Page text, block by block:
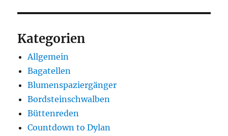
Kategorien
Allgemein
Bagatellen
Blumenspaziergänger
Bordsteinschwalben
Büttenreden
Countdown to Dylan